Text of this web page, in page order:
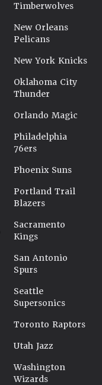
Timberwolves
New Orleans
Pelicans
New York Knicks
Oklahoma City
Thunder
Orlando Magic
Philadelphia
76ers
Phoenix Suns
Portland Trail
Blazers
Sacramento
Kings
San Antonio
Spurs
Seattle
Supersonics
Toronto Raptors
Utah Jazz
Washington
Wizards